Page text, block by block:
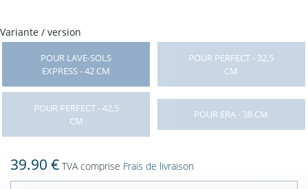
Variante / version
POUR LAVE-SOLS
EXPRESS - 42 CM
POUR PERFECT - 32,5
CM
POUR PERFECT - 42,5
CM
POUR ERA - 38 CM
39.90 € TVA comprise Frais de livraison